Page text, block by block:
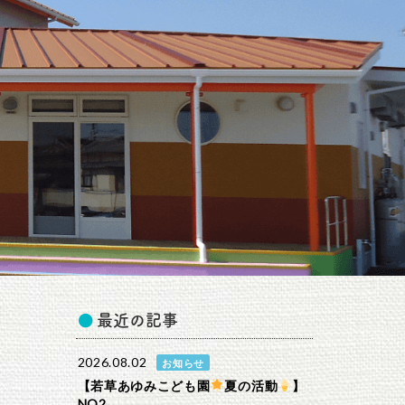
最近の記事
2026.08.02 お知らせ
【若草あゆみこども園 夏の活動
】